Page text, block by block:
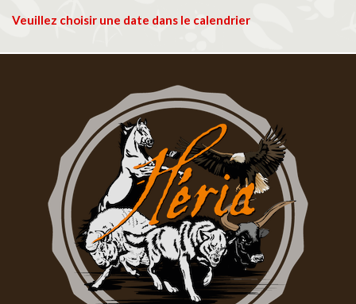
Veuillez choisir une date dans le calendrier